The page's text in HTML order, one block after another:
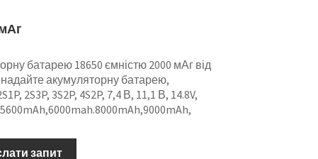
батарею 18650 ємністю 2000 мАг від
акумуляторну батарею,
2S3P, 3S2P, 4S2P, 7,4 В, 11,1 В, 14.8V,
запит